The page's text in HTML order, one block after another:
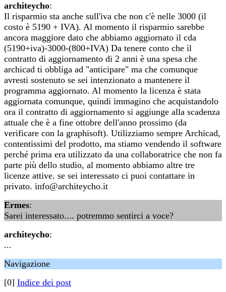
architeycho:
Il risparmio sta anche sull'iva che non c'è nelle 3000 (il
costo è 5190 + IVA). Al momento il risparmio sarebbe
ancora maggiore dato che abbiamo aggiornato il cda
(5190+iva)-3000-(800+IVA) Da tenere conto che il
contratto di aggiornamento di 2 anni è una spesa che
archicad ti obbliga ad "anticipare" ma che comunque
avresti sostenuto se sei intenzionato a mantenere il
programma aggiornato. Al momento la licenza è stata
aggiornata comunque, quindi immagino che acquistandolo
ora il contratto di aggiornamento si aggiunge alla scadenza
attuale che è a fine ottobre dell'anno prossimo (da
verificare con la graphisoft). Utilizziamo sempre Archicad,
contentissimi del prodotto, ma stiamo vendendo il software
perché prima era utilizzato da una collaboratrice che non fa
parte più dello studio, al momento abbiamo altre tre
licenze attive. se sei interessato ci puoi contattare in
privato. info@architeycho.it
Ermes:
Sarei interessato.... potremmo sentirci a voce?
architeycho:
...
Navigazione
[0] Indice dei post